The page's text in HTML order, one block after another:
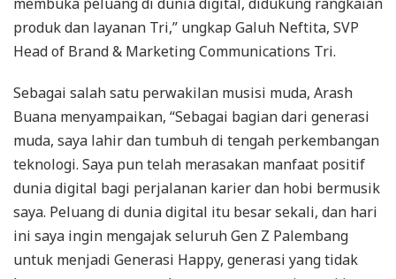
produk dan layanan Tri,” ungkap Galuh Neftita, SVP
Head of Brand & Marketing Communications Tri.
Sebagai salah satu perwakilan musisi muda, Arash
Buana menyampaikan, “Sebagai bagian dari generasi
muda, saya lahir dan tumbuh di tengah perkembangan
teknologi. Saya pun telah merasakan manfaat positif
dunia digital bagi perjalanan karier dan hobi bermusik
saya. Peluang di dunia digital itu besar sekali, dan hari
ini saya ingin mengajak seluruh Gen Z Palembang
untuk menjadi Generasi Happy, generasi yang tidak